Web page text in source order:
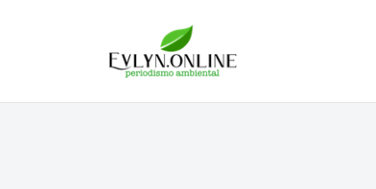
Evlyn Online
Periodismo para autogobernarse